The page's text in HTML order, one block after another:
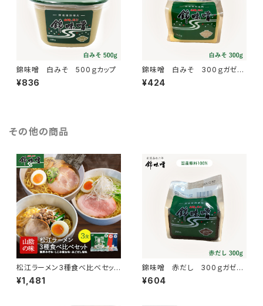
錦味噌 白みそ 500ｇカップ
¥836
錦味噌 白みそ 300ｇガゼッ
ト
¥424
その他の商品
松江ラーメン3種食べ比べセッ
ト 濃厚みそ味・しじみ醤油味・
あごだし塩味
¥1,481
錦味噌 赤だし 300ｇガゼッ
ト
¥604